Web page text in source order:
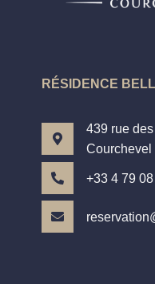
RÉSIDENCE
439 rue des
Courchevel
+33 4 79